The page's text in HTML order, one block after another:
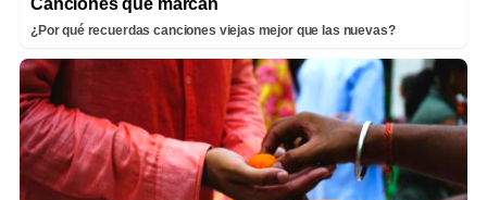
Canciones que marcan
¿Por qué recuerdas canciones viejas mejor que las nuevas?